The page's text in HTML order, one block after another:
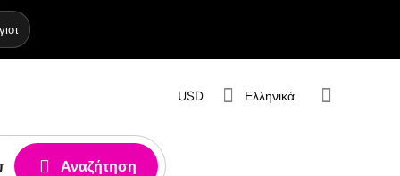
USD Ελληνικά
Αναζήτηση